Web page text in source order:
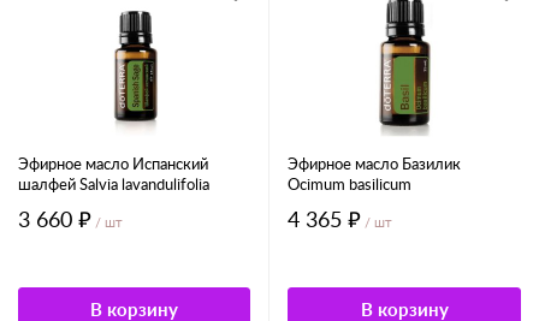
Эфирное масло Испанский
шалфей Salvia lavandulifolia
3 660 ₽ / шт
В корзину
Эфирное масло Базилик
Ocimum basilicum
4 365 ₽ / шт
В корзину